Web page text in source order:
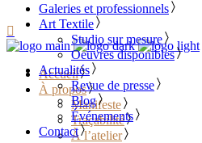
Accueil
À propos
Manifeste
Traçabilité
À l’atelier
Galeries et professionnels
Art Textile
Studio sur mesure
Oeuvres disponibles
Actualités
Revue de presse
Blog
Événements
Contact